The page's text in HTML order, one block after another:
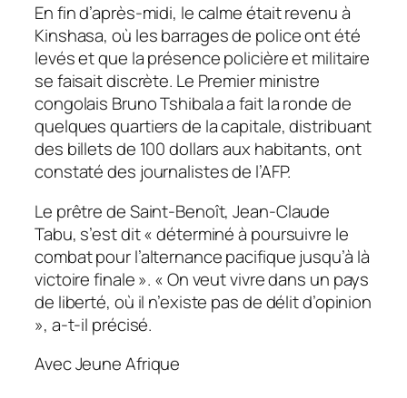
En fin d’après-midi, le calme était revenu à
Kinshasa, où les barrages de police ont été
levés et que la présence policière et militaire
se faisait discrète. Le Premier ministre
congolais Bruno Tshibala a fait la ronde de
quelques quartiers de la capitale, distribuant
des billets de 100 dollars aux habitants, ont
constaté des journalistes de l’AFP.
Le prêtre de Saint-Benoît, Jean-Claude
Tabu, s’est dit « déterminé à poursuivre le
combat pour l’alternance pacifique jusqu’à là
victoire finale ». « On veut vivre dans un pays
de liberté, où il n’existe pas de délit d’opinion
», a-t-il précisé.
Avec Jeune Afrique